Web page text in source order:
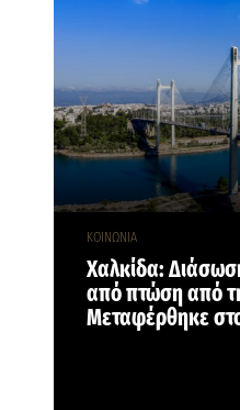
ΚΟΙΝΩΝΙΑ
Χαλκίδα:
από πτώση από
Μεταφέρθηκε